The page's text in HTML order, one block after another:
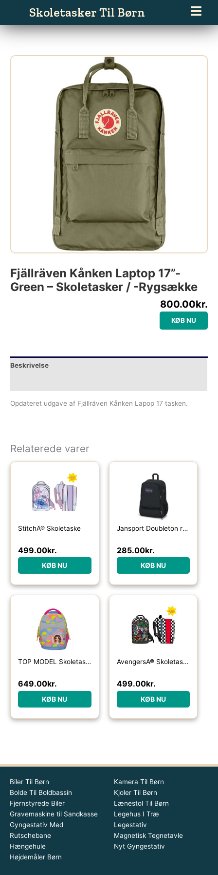
indholdet
Skoletasker Til Børn
Fjällräven Kånken Laptop 17”-
Green – Skoletasker / -rygsække
800.00kr.
KØB NU
Beskrivelse
Opdateret udgave af Fjällräven Kånken Lapop 17 tasken.
Relaterede varer
StitchÂ® Skoletaske
499.00kr.
KØB NU
Jansport Doubleton rygsæk 29 L-black – Skoletasker / -rygsække
285.00kr.
KØB NU
TOP MODEL Skoletaske Flash
649.00kr.
KØB NU
AvengersÂ® Skoletaske Sort
499.00kr.
KØB NU
Biler Til Børn
Bolde Til Boldbassin
Fjernstyrede Biler
Gravemaskine til Sandkasse
Gyngestativ Med
Rutschebane
Hængehule
Højdemåler Børn
Kamera Til Børn
Kjoler Til Børn
Lænestol Til Børn
Legehus I Træ
Legestativ
Magnetisk Tegnetavle
Nyt Gyngestativ